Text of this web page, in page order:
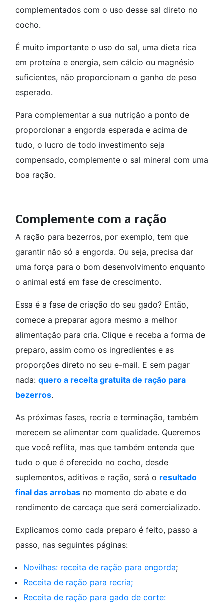
complementados com o uso desse sal direto no
cocho.
É muito importante o uso do sal, uma dieta rica
em proteína e energia, sem cálcio ou magnésio
suficientes, não proporcionam o ganho de peso
esperado.
Para complementar a sua nutrição a ponto de
proporcionar a engorda esperada e acima de
tudo, o lucro de todo investimento seja
compensado, complemente o sal mineral com uma
boa ração.
Complemente com a ração
A ração para bezerros, por exemplo, tem que
garantir não só a engorda. Ou seja, precisa dar
uma força para o bom desenvolvimento enquanto
o animal está em fase de crescimento.
Essa é a fase de criação do seu gado? Então,
comece a preparar agora mesmo a melhor
alimentação para cria. Clique e receba a forma de
preparo, assim como os ingredientes e as
proporções direto no seu e-mail. E sem pagar
nada: quero a receita gratuita de ração para
bezerros.
As próximas fases, recria e terminação, também
merecem se alimentar com qualidade. Queremos
que você reflita, mas que também entenda que
tudo o que é oferecido no cocho, desde
suplementos, aditivos e ração, será o resultado
final das arrobas no momento do abate e do
rendimento de carcaça que será comercializado.
Explicamos como cada preparo é feito, passo a
passo, nas seguintes páginas:
Novilhas: receita de ração para engorda;
Receita de ração para recria;
Receita de ração para gado de corte: